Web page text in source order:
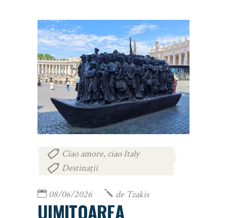
Ciao amore, ciao Italy
Destinații
08/06/2026 de Tzakis
UIMITOAREA